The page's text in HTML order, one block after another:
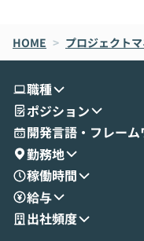
oworkの基本的な機能
す。 続く公開デモでは、実際にCoworkを
せいただきます。数分
成する手軽さや、
とセキュアに連携でき
演を通じて具体的なイ
す。 後半のディスカッションでは、セキュ
リティの考え方や社内
現場目線でさらに深掘
「自分の業務をAIで自
HOME > プロジェクト
職種
ポジション
開発言語・フレーム
勤務地
稼働時間
給与
出社頻度